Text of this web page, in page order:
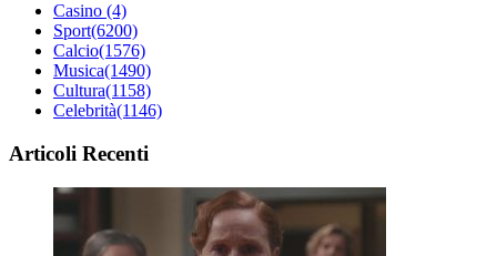
Casino (4)
Sport(6200)
Calcio(1576)
Musica(1490)
Cultura(1158)
Celebrità(1146)
Articoli Recenti